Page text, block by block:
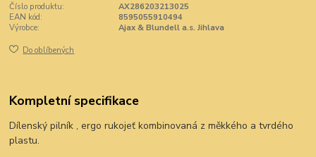
Číslo produktu:
AX286203213025
EAN kód:
8595055910494
Výrobce:
Ajax & Blundell a.s. Jihlava
Do oblíbených
Kompletní specifikace
Dílenský pilník , ergo rukojeť kombinovaná z měkkého a tvrdého
plastu.